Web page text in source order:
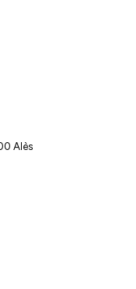
Alès